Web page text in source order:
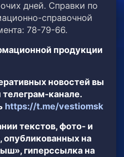
дней. Справки по
справочной
78-79-66.
продукции
новостей вы
канале.
https://t.me/vestiomsk
текстов, фото- и
опубликованных на
гиперссылка на